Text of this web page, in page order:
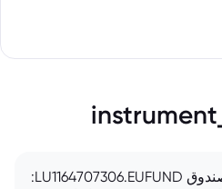
العوامل المؤثرة في سعر صندوق LU1164707306.EUFUND: